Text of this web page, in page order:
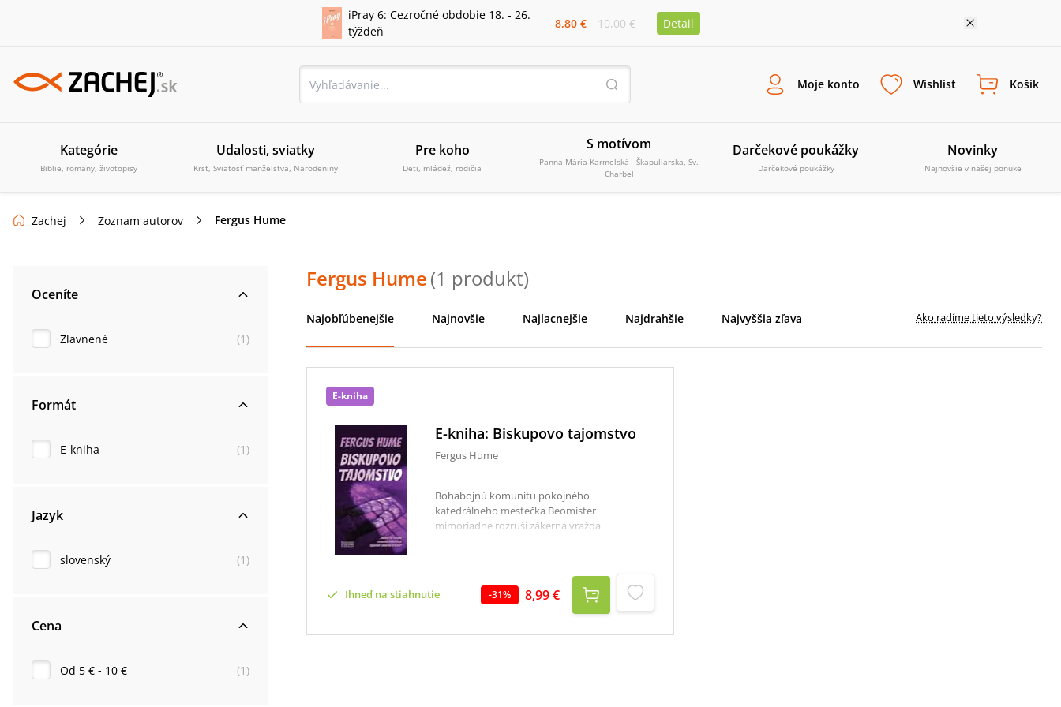
iPray 6: Cezročné obdobie 18. - 26.
týždeň
8,80 € 10,00 € Detail
Moje konto Wishlist Košík
Kategórie
Biblie, romány, životopisy
Udalosti, sviatky
Krst, Sviatosť manželstva, Narodeniny
Pre koho
Deti, mládež, rodičia
S motívom
Panna Mária Karmelská - Škapuliarska, Sv.
Charbel
Darčekové poukážky
Darčekové poukážky
Novinky
Najnovšie v našej ponuke
Zachej Zoznam autorov Fergus Hume
Oceníte
Zľavnené (1 )
Formát
E-kniha (1 )
Jazyk
slovenský (1 )
Cena
Od 5 € - 10 € (1 )
Fergus Hume(1 produkt)
Najobľúbenejšie Najnovšie Najlacnejšie Najdrahšie Najvyššia zľava Ako radíme tieto výsledky?
E-kniha
E-kniha: Biskupovo tajomstvo
Fergus Hume
Bohabojnú komunitu pokojného
katedrálneho mestečka Beomister
mimoriadne rozruší zákerná vražda
vynárajú sa najrozličnejšie teórie o možnom
páchateľovi. Zákerný kaplán Michael Calgrim
dokonca podozrieva svojho nadriadeného,
Ihneď na stiahnutie -31% 8,99 €